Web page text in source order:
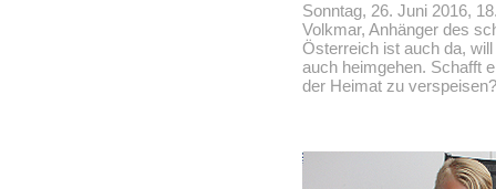
Sonntag, 26. Juni 2016,
Volkmar, Anhänger des
Österreich ist auch da,
auch heimgehen. Schafft
der Heimat zu verspeisen?